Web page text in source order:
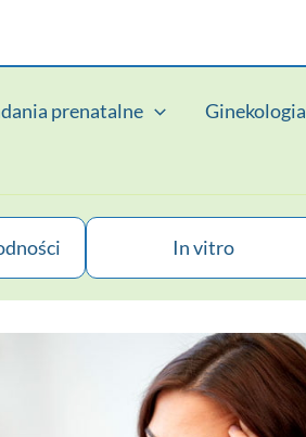
prenatalne Ginekologia
In vitro